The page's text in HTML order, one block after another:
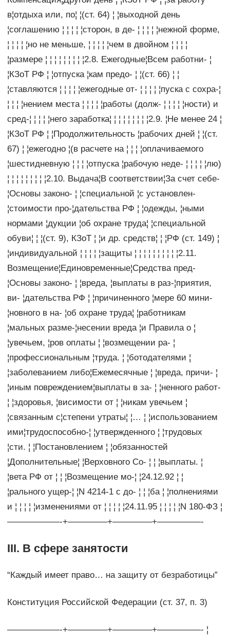
в¦отдыха или, по¦ ¦(ст. 64) ¦ ¦выходной день
¦соглашению ¦ ¦ ¦ ¦ ¦сторон, в де- ¦ ¦ ¦ ¦ ¦нежной форме,
¦ ¦ ¦ ¦ ¦но не меньше, ¦ ¦ ¦ ¦ ¦чем в двойном ¦ ¦ ¦ ¦
¦размере ¦ ¦ ¦ ¦ ¦ ¦ ¦ ¦ ¦2.8. Ежегодные¦Всем работни- ¦
¦КЗоТ РФ ¦ ¦отпуска ¦кам предо- ¦ ¦(ст. 66) ¦ ¦
¦ставляются ¦ ¦ ¦ ¦ ¦ежегодные от- ¦ ¦ ¦ ¦ ¦пуска с сохра-¦
¦ ¦ ¦ ¦нением места ¦ ¦ ¦ ¦ ¦работы (долж- ¦ ¦ ¦ ¦ ¦ности) и
сред-¦ ¦ ¦ ¦ ¦него заработка¦ ¦ ¦ ¦ ¦ ¦ ¦ ¦ ¦2.9. ¦Не менее 24 ¦
¦КЗоТ РФ ¦ ¦Продолжительность ¦рабочих дней ¦ ¦(ст.
67) ¦ ¦ежегодно ¦(в расчете на ¦ ¦ ¦ ¦оплачиваемого
¦шестидневную ¦ ¦ ¦ ¦отпуска ¦рабочую неде- ¦ ¦ ¦ ¦ ¦лю)
¦ ¦ ¦ ¦ ¦ ¦ ¦ ¦ ¦2.10. Выдача¦В соответствии¦За счет себе-
¦Основы законо- ¦ ¦специальной ¦с установлен-
¦стоимости про-¦дательства РФ ¦ ¦одежды, ¦ными
нормами ¦дукции ¦об охране труда¦ ¦специальной
обуви¦ ¦ ¦(ст. 9), КЗоТ ¦ ¦и др. средств¦ ¦ ¦РФ (ст. 149) ¦
¦индивидуальной ¦ ¦ ¦ ¦ ¦защиты ¦ ¦ ¦ ¦ ¦ ¦ ¦ ¦ ¦ ¦2.11.
Возмещение¦Единовременные¦Средства пред-
¦Основы законо- ¦ ¦вреда, ¦выплаты в раз-¦приятия,
ви- ¦дательства РФ ¦ ¦причиненного ¦мере 60 мини-
¦новного в на- ¦об охране труда¦ ¦работникам
¦мальных разме-¦несении вреда ¦и Правила о ¦
¦увечьем, ¦ров оплаты ¦ ¦возмещении ра- ¦
¦профессиональным ¦труда. ¦ ¦ботодателями ¦
¦заболеванием либо¦Ежемесячные ¦ ¦вреда, причи- ¦
¦иным повреждением¦выплаты в за- ¦ ¦ненного работ-
¦ ¦здоровья, ¦висимости от ¦ ¦никам увечьем ¦
¦связанным с¦степени утраты¦ ¦… ¦ ¦использованием
ими¦трудоспособно-¦ ¦утвержденного ¦ ¦трудовых
¦сти. ¦ ¦Постановлением ¦ ¦обязанностей
¦Дополнительные¦ ¦Верховного Со- ¦ ¦ ¦выплаты. ¦
¦вета РФ от ¦ ¦ ¦Возмещение мо-¦ ¦24.12.92 ¦ ¦
¦рального ущер-¦ ¦N 4214-1 с до- ¦ ¦ ¦ба ¦ ¦полнениями
и ¦ ¦ ¦ ¦ ¦изменениями от ¦ ¦ ¦ ¦ ¦24.11.95 ¦ ¦ ¦ ¦ ¦N 180-ФЗ ¦
——————-+————–+————–+—————-
III. В сфере занятости
“Каждый имеет право… на защиту от безработицы”
Конституция Российской Федерации (ст. 37, п. 3)
——————-+————–+————–+—————- ¦